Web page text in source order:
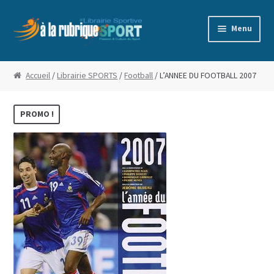
Aller
à
Aller
au
Menu
Accueil
Boutique
Commande
Conditions Générales de Vente
Edito
Mentions Légales
Accueil / Librairie SPORTS / Football / L’ANNEE DU FOOTBALL 2007
PROMO !